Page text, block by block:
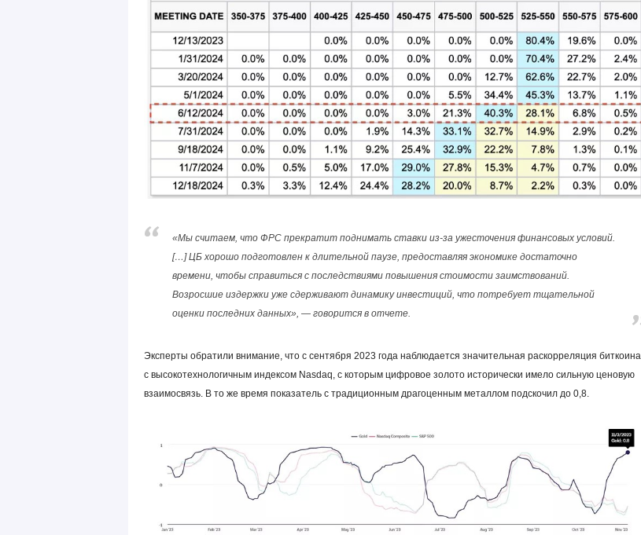
«Мы считаем, что ФРС прекратит поднимать ставки из-за ужесточения финансовых условий.
[…] ЦБ хорошо подготовлен к длительной паузе, предоставляя экономике достаточно
времени, чтобы справиться с последствиями повышения стоимости заимствований.
Возросшие издержки уже сдерживают динамику инвестиций, что потребует тщательной
оценки последних данных», — говорится в отчете.
Эксперты обратили внимание, что с сентября 2023 года наблюдается значительная раскорреляция биткоина
с высокотехнологичным индексом Nasdaq, с которым цифровое золото исторически имело сильную ценовую
взаимосвязь. В то же время показатель с традиционным драгоценным металлом подскочил до 0,8.